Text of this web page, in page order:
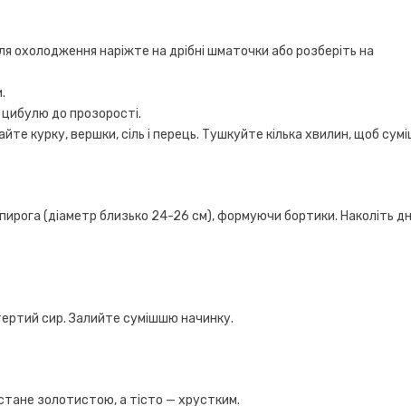
охолодження наріжте на дрібні шматочки або розберіть на
цибулю до прозорості.
курку, вершки, сіль і перець. Тушкуйте кілька хвилин, щоб
(діаметр близько 24-26 см), формуючи бортики. Наколіть
сир. Залийте сумішшю начинку.
золотистою, а тісто — хрустким.